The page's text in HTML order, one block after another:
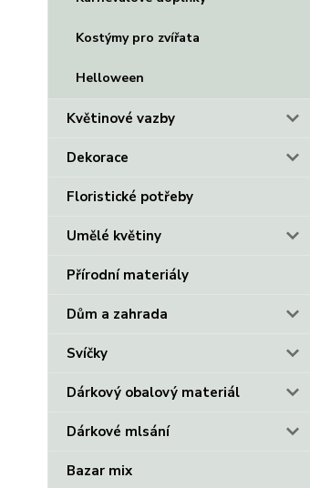
Kostýmy pro zvířata
Helloween
Květinové vazby
Dekorace
Floristické potřeby
Umělé květiny
Přírodní materiály
Dům a zahrada
Svíčky
Dárkový obalový materiál
Dárkové mlsání
Bazar mix